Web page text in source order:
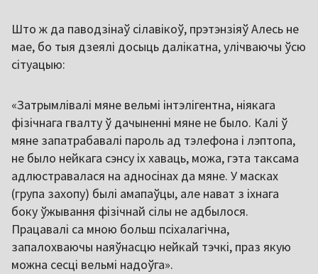
Што ж да паводзінаў сілавікоў, прэтэнзіяў Алесь не
мае, бо тыя дзеялі досыць далікатна, улічваючы ўсю
сітуацыю:
«Затрымлівалі мяне вельмі інтэлігентна, ніякага
фізічнага гвалту ў дачыненні мяне не было. Калі ў
мяне запатрабавалі пароль ад тэлефона і лэптопа,
не было нейкага сэнсу іх хаваць, можа, гэта таксама
адлюстравалася на адносінах да мяне. У масках
(група захопу) былі амапаўцы, але нават з іхнага
боку ўжывання фізічнай сілы не адбылося.
Працавалі са мною больш псіхалагічна,
запалохваючы наяўнасцю нейкай тэчкі, праз якую
можна сесці вельмі надоўга».